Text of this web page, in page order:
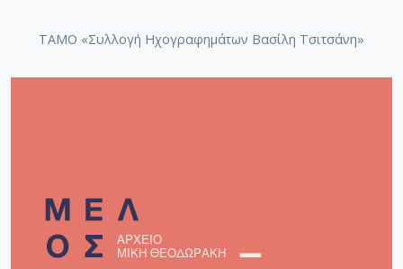
ΤΑΜΟ «Συλλογή Ηχογραφημάτων Βασίλη Τσιτσάνη»